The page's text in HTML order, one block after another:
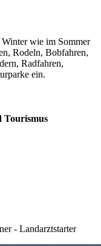
wie im Sommer
Rodeln, Bobfahren,
Radfahren,
ein.
Tourismus
- Landarztstarter